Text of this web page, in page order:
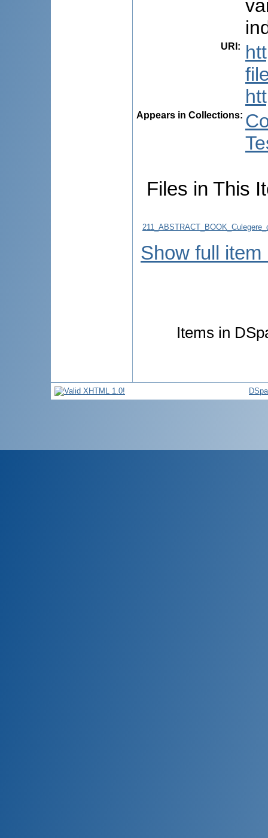
URI :
Appears in Collections:
Files in This
Show full item
Items in